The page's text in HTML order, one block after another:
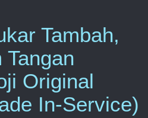
Tambah,
Original
In-Service)